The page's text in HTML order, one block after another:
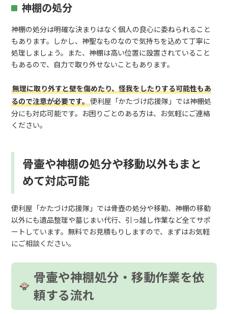
神棚の処分
神棚の処分は明確な決まりはなく個人の良心に委ねられること
もあります。しかし、神聖なものなので気持ちを込めて丁寧に
処理しましょう。また、神棚は高い位置に設置されていること
もあるので、自力で取り外せないこともあります。
無理に取り外すと壁を傷めたり、怪我をしたりする可能性もあ
るので注意が必要です。便利屋「かたづけ応援隊」では神棚処
分にも対応可能です。お困りごとのある方は、お気軽にご連絡
ください。
骨壷や神棚の処分や移動以外もまと
めて対応可能
便利屋「かたづけ応援隊」では骨壺の処分や移動、神棚の移動
以外にも遺品整理や墓じまい代行、引っ越し作業など全てサポ
ートしています。無料でお見積もりしますので、まずはお気軽
にご相談ください。
骨壷や神棚処分・移動作業を依
頼する流れ